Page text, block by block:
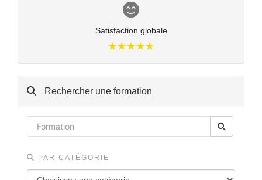
Satisfaction globale
★★★★★
★★★★★
Rechercher une formation
PAR CATÉGORIE